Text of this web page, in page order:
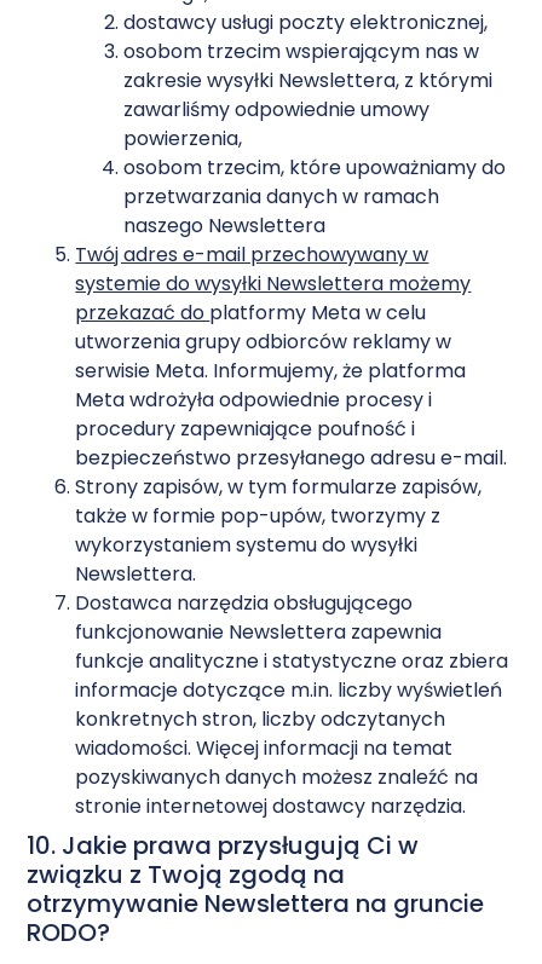
dostawcy usługi poczty elektronicznej,
osobom trzecim wspierającym nas w
zakresie wysyłki Newslettera, z którymi
zawarliśmy odpowiednie umowy
powierzenia,
osobom trzecim, które upoważniamy do
przetwarzania danych w ramach
naszego Newslettera
Twój adres e-mail przechowywany w
systemie do wysyłki Newslettera możemy
przekazać do platformy Meta w celu
utworzenia grupy odbiorców reklamy w
serwisie Meta. Informujemy, że platforma
Meta wdrożyłaodpowiednie procesy i
procedury zapewniające poufność i
bezpieczeństwo przesyłanegoadresu e-mail.
Strony zapisów, w tym formularze zapisów,
także w formie pop-upów, tworzymy z
wykorzystaniem systemu do wysyłki
Newslettera.
Dostawca narzędzia obsługującego
funkcjonowanie Newslettera zapewnia
funkcje analityczne i statystyczne oraz zbiera
informacje dotyczące m.in. liczby wyświetleń
konkretnych stron, liczby odczytanych
wiadomości. Więcej informacji na temat
pozyskiwanych danych możesz znaleźć na
stronie internetowej dostawcy narzędzia.
10. Jakie prawa przysługują Ci w
związku z Twoją zgodą na
otrzymywanie Newslettera na gruncie
RODO?